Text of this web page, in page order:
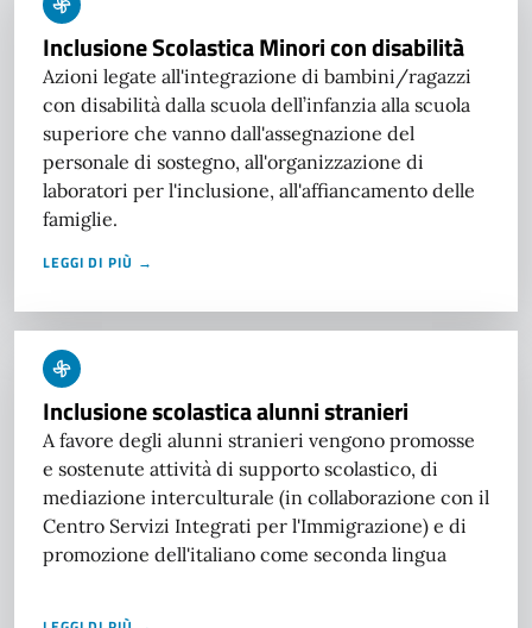
Inclusione Scolastica Minori con disabilità
Azioni legate all'integrazione di bambini/ragazzi
con disabilità dalla scuola dell’infanzia alla scuola
superiore che vanno dall'assegnazione del
personale di sostegno, all'organizzazione di
laboratori per l'inclusione, all'affiancamento delle
famiglie.
LEGGI DI PIÙ →
Inclusione scolastica alunni stranieri
A favore degli alunni stranieri vengono promosse
e sostenute attività di supporto scolastico, di
mediazione interculturale (in collaborazione con il
Centro Servizi Integrati per l'Immigrazione) e di
promozione dell'italiano come seconda lingua